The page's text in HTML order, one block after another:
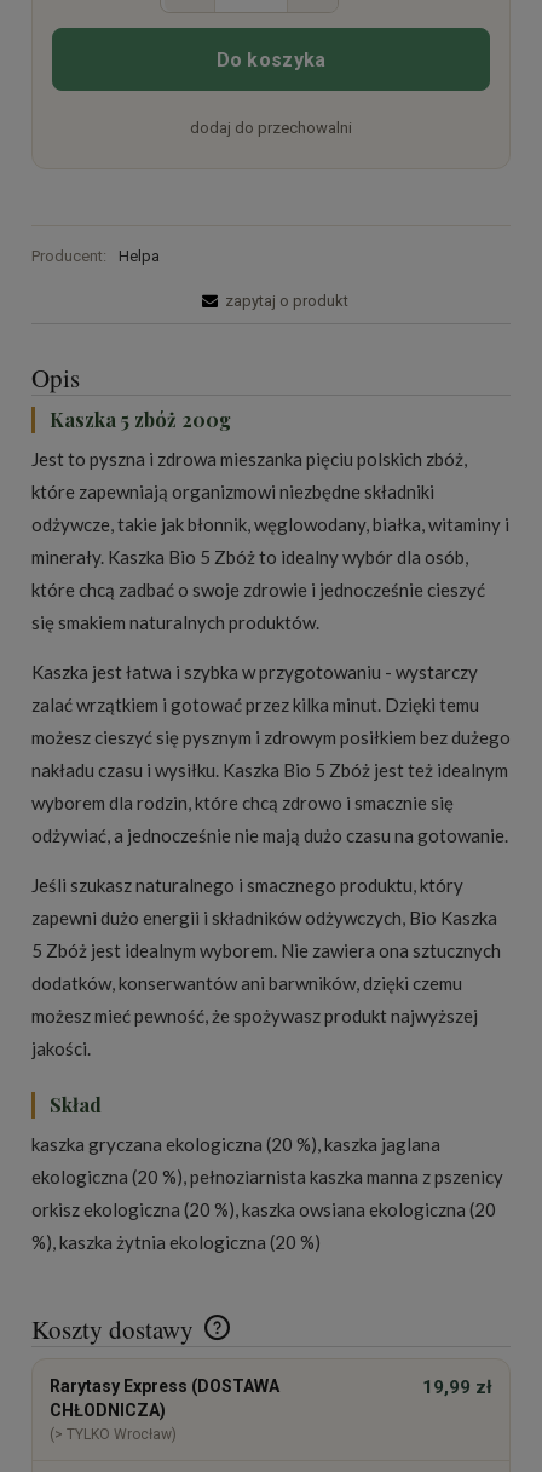
Do koszyka
dodaj do przechowalni
Producent: Helpa
zapytaj o produkt
Opis
Kaszka 5 zbóż 200g
Jest to pyszna i zdrowa mieszanka pięciu polskich zbóż,
które zapewniają organizmowi niezbędne składniki
odżywcze, takie jak błonnik, węglowodany, białka, witaminy i
minerały. Kaszka Bio 5 Zbóż to idealny wybór dla osób,
które chcą zadbać o swoje zdrowie i jednocześnie cieszyć
się smakiem naturalnych produktów.
Kaszka jest łatwa i szybka w przygotowaniu - wystarczy
zalać wrzątkiem i gotować przez kilka minut. Dzięki temu
możesz cieszyć się pysznym i zdrowym posiłkiem bez dużego
nakładu czasu i wysiłku. Kaszka Bio 5 Zbóż jest też idealnym
wyborem dla rodzin, które chcą zdrowo i smacznie się
odżywiać, a jednocześnie nie mają dużo czasu na gotowanie.
Jeśli szukasz naturalnego i smacznego produktu, który
zapewni dużo energii i składników odżywczych, Bio Kaszka
5 Zbóż jest idealnym wyborem. Nie zawiera ona sztucznych
dodatków, konserwantów ani barwników, dzięki czemu
możesz mieć pewność, że spożywasz produkt najwyższej
jakości.
Skład
kaszka gryczana ekologiczna (20 %), kaszka jaglana
ekologiczna (20 %), pełnoziarnista kaszka manna z pszenicy
orkisz ekologiczna (20 %), kaszka owsiana ekologiczna (20
%), kaszka żytnia ekologiczna (20 %)
Koszty dostawy
Cena nie zawiera ewentualnych kosztów płatności
Rarytasy Express (DOSTAWA
CHŁODNICZA)
(> TYLKO Wrocław)
19,99 zł